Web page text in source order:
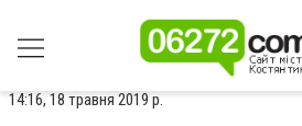
14:16, 18 травня 2019 р.